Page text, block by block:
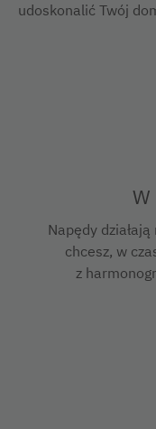
udoskonalić Twój
Napędy
chcesz, w
z